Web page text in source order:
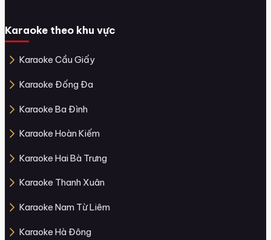
Karaoke theo khu vực
Karaoke Cầu Giấy
Karaoke Đống Đa
Karaoke Ba Đình
Karaoke Hoàn Kiếm
Karaoke Hai Bà Trưng
Karaoke Thanh Xuân
Karaoke Nam Từ Liêm
Karaoke Hà Đông